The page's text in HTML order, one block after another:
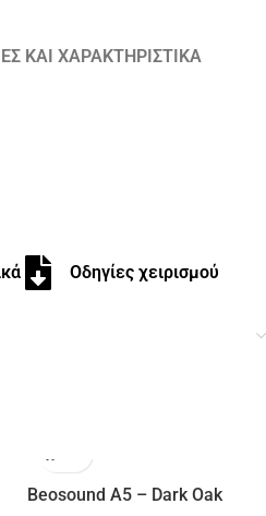
ΚΑΙ ΧΑΡΑΚΤΗΡΙΣΤΙΚΑ
Οδηγίες χειρισμού
Beosound A5 – Dark Oak